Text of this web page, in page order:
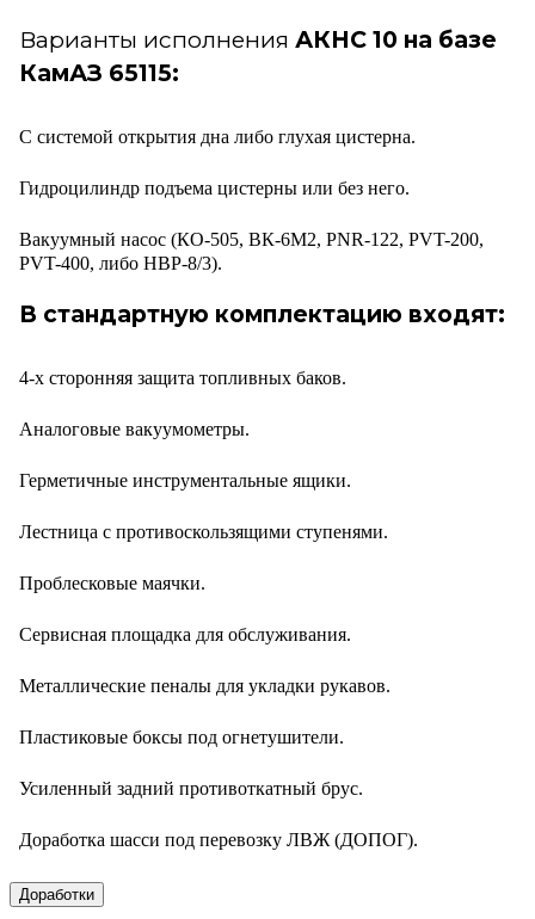
Варианты исполнения АКНС 10 на базе
КамАЗ 65115:
С системой открытия дна либо глухая цистерна.
Гидроцилиндр подъема цистерны или без него.
Вакуумный насос (КО-505, ВК-6М2, PNR-122, PVT-200,
PVT-400, либо HВР-8/3).
В стандартную комплектацию входят:
4-х сторонняя защита топливных баков.
Аналоговые вакуумометры.
Герметичные инструментальные ящики.
Лестница с противоскользящими ступенями.
Проблесковые маячки.
Сервисная площадка для обслуживания.
Металлические пеналы для укладки рукавов.
Пластиковые боксы под огнетушители.
Усиленный задний противоткатный брус.
Доработка шасси под перевозку ЛВЖ (ДОПОГ).
Доработки